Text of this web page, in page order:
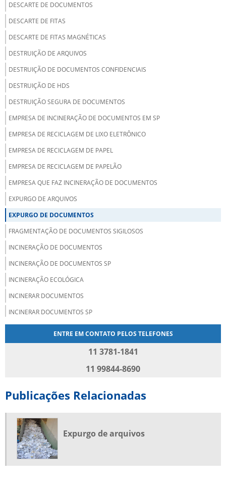
DESCARTE DE DOCUMENTOS
DESCARTE DE FITAS
DESCARTE DE FITAS MAGNÉTICAS
DESTRUIÇÃO DE ARQUIVOS
DESTRUIÇÃO DE DOCUMENTOS CONFIDENCIAIS
DESTRUIÇÃO DE HDS
DESTRUIÇÃO SEGURA DE DOCUMENTOS
EMPRESA DE INCINERAÇÃO DE DOCUMENTOS EM SP
EMPRESA DE RECICLAGEM DE LIXO ELETRÔNICO
EMPRESA DE RECICLAGEM DE PAPEL
EMPRESA DE RECICLAGEM DE PAPELÃO
EMPRESA QUE FAZ INCINERAÇÃO DE DOCUMENTOS
EXPURGO DE ARQUIVOS
EXPURGO DE DOCUMENTOS
FRAGMENTAÇÃO DE DOCUMENTOS SIGILOSOS
INCINERAÇÃO DE DOCUMENTOS
INCINERAÇÃO DE DOCUMENTOS SP
INCINERAÇÃO ECOLÓGICA
INCINERAR DOCUMENTOS
INCINERAR DOCUMENTOS SP
RECICLAGEM DE PAPEL E PAPELÃO
RECOLHA E DESTRUIÇÃO DE DOCUMENTOS
SERVIÇO DE DESTRUIÇÃO DE DOCUMENTOS
SERVIÇO DE DESTRUIÇÃO SEGURA DE DOCUMENTOS
SERVIÇO DE FRAGMENTAÇÃO DE PAPEL
ENTRE EM CONTATO PELOS TELEFONES
11 3781-1841
11 99844-8690
Publicações Relacionadas
Expurgo de arquivos